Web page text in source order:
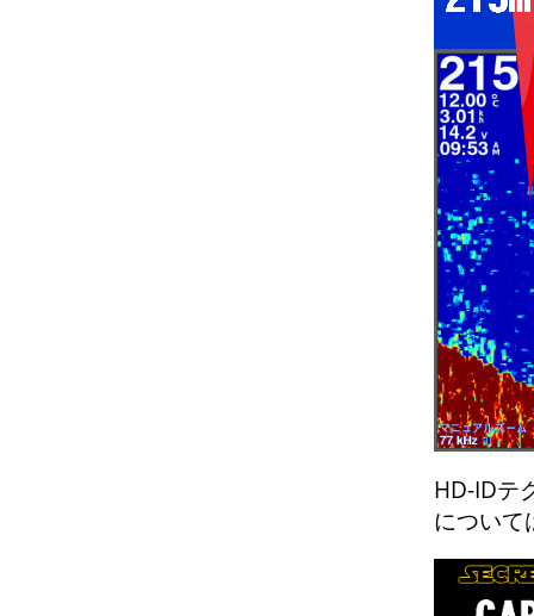
HD-IDテ
について